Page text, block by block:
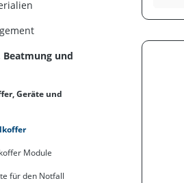
Beatmung und
Geräte und
Module
für den Notfall
1 x
Paar